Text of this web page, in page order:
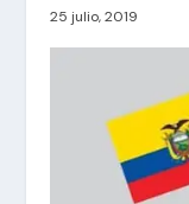
25 julio, 2019